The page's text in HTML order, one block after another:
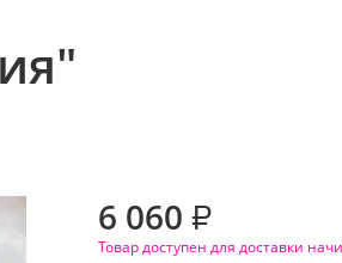
6 060 ₽
Товар доступен для доставки